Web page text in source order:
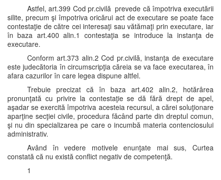
Astfel, art.399 Cod pr.civilă prevede că împotriva executării
silite, precum şi împotriva oricărui act de executare se poate face
contestaţie de către cei interesaţi sau vătămaţi prin executare, iar
în baza art.400 alin.1 contestaţia se introduce la instanţa de
executare.
Conform art.373 alin.2 Cod pr.civilă, instanţa de executare
este judecătoria în circumscripţia căreia se va face executarea, în
afara cazurilor în care legea dispune altfel.
Trebuie precizat că în baza art.402 alin.2, hotărârea
pronunţată cu privire la contestaţie se dă fără drept de apel,
aşadar se exercită împotriva acesteia recursul, a cărei soluţionare
aparţine secţiei civile, procedura făcând parte din dreptul comun,
şi nu din specializarea pe care o incumbă materia contenciosului
administrativ.
Având în vedere motivele enunţate mai sus, Curtea
constată că nu există conflict negativ de competenţă.
1